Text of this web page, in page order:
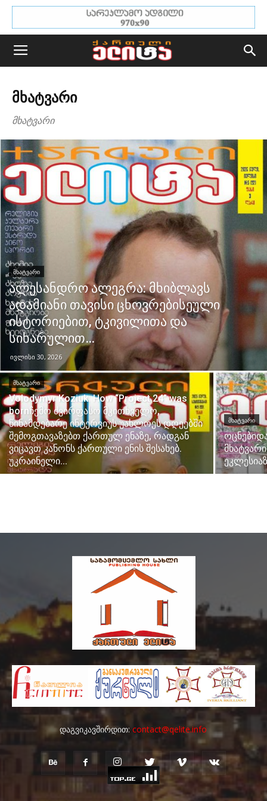
ᲛᲮᲐᲢᲕᲐᲠᲘ
მხატვარი
ᲛᲮᲐᲢᲕᲐᲠᲘ
ალესანდრო ალეგრა: მხიბლავს
ადამიანი თავისი ცხოვრებისეული
ისტორიებით, ტკივილითა და
სიხარულით…
ივლისი 30, 2026
ᲛᲮᲐᲢᲕᲐᲠᲘ
Volodymyr Koziuk: How “Project 24” was
bornჩემო ძვირფასო მკითხველო,
წინამდებარე ინტერვიუს უახლოეს დღეებში
შემოგთავაზებთ ქართულ ენაზე, რადგან
ვიცავთ კანონს ქართული ენის შესახებ.
უკრაინელი...
ᲛᲮᲐᲢᲕᲐᲠᲘ
დაგვიკავშირდით:contact@qelite.info